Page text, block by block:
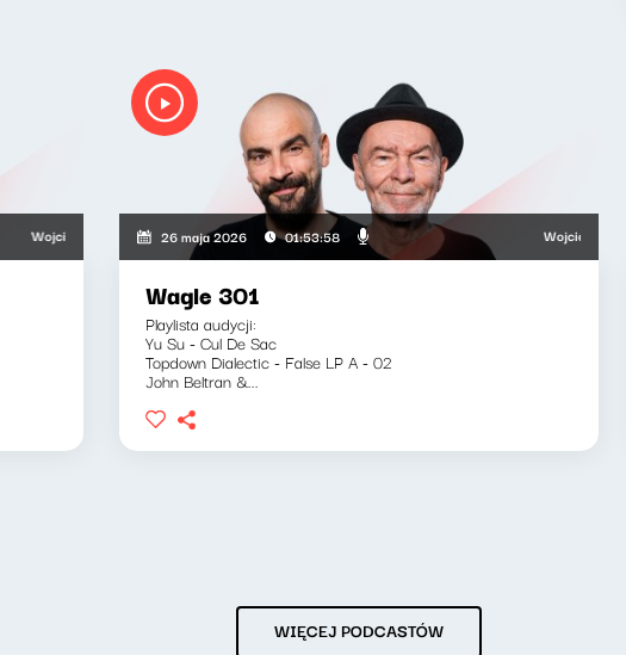
Wojciech Waglewski, Bartosz "Fisz" Waglewski
26 maja 2026 01:53:58 Wojciech
Wagle 301
Playlista audycji:
Yu Su - Cul De Sac
Topdown Dialectic - False LP A - 02
John Beltran &...
WIĘCEJ PODCASTÓW